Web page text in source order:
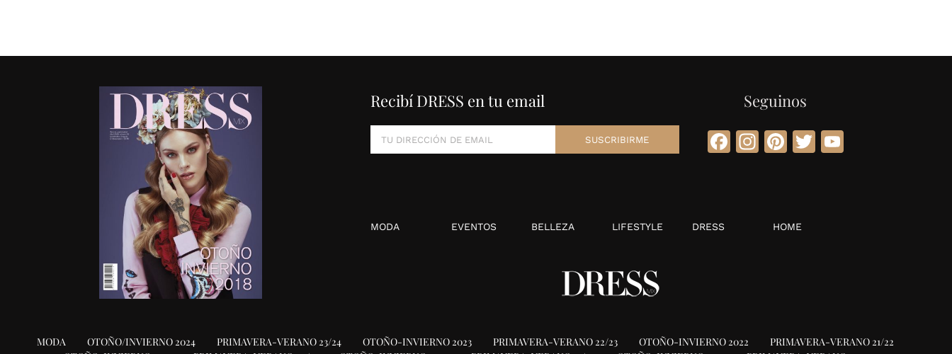
Recibí DRESS en tu email Seguinos
Facebook
Instagram
Pinterest
TwitterYouTube
MODA EVENTOS BELLEZA LIFESTYLE DRESS HOME
MODA OTOÑO/INVIERNO 2024 PRIMAVERA-VERANO 23/24 OTOÑO-INVIERNO 2023 PRIMAVERA-VERANO 22/23 OTOÑO-INVIERNO 2022
PRIMAVERA-VERANO 21/22